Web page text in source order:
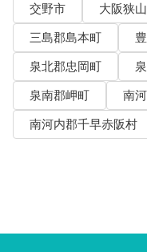
交野市
大阪狭
三島郡島本町
泉北郡忠岡町
泉南郡岬町
南
南河内郡千早赤阪村